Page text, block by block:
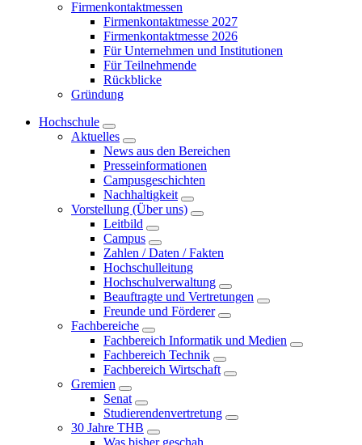
Firmenkontaktmessen
Firmenkontaktmesse 2027
Firmenkontaktmesse 2026
Für Unternehmen und Institutionen
Für Teilnehmende
Rückblicke
Gründung
Hochschule
Aktuelles
News aus den Bereichen
Presseinformationen
Campusgeschichten
Nachhaltigkeit
Vorstellung (Über uns)
Leitbild
Campus
Zahlen / Daten / Fakten
Hochschulleitung
Hochschulverwaltung
Beauftragte und Vertretungen
Freunde und Förderer
Fachbereiche
Fachbereich Informatik und Medien
Fachbereich Technik
Fachbereich Wirtschaft
Gremien
Senat
Studierendenvertretung
30 Jahre THB
Was bisher geschah